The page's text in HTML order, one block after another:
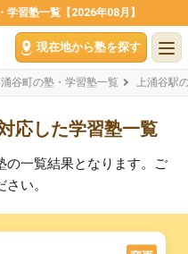
習塾一覧【2026年08月】
現在地から塾を探す
谷町の塾・学習塾一覧 上涌谷駅
応した学習塾一覧
の一覧結果となります。ご
い。